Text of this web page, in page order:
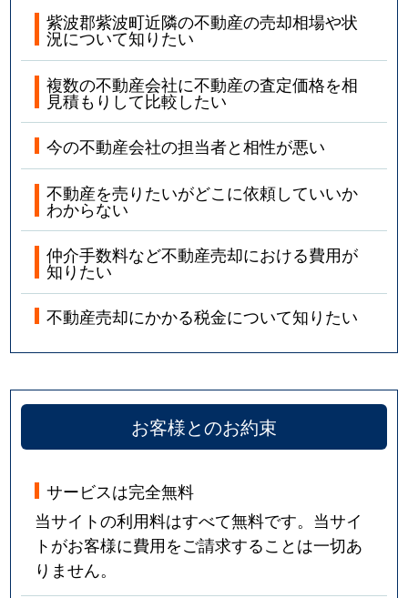
紫波郡紫波町近隣の不動産の売却相場や状
況について知りたい
複数の不動産会社に不動産の査定価格を相
見積もりして比較したい
今の不動産会社の担当者と相性が悪い
不動産を売りたいがどこに依頼していいか
わからない
仲介手数料など不動産売却における費用が
知りたい
不動産売却にかかる税金について知りたい
お客様とのお約束
サービスは完全無料
当サイトの利用料はすべて無料です。当サイ
トがお客様に費用をご請求することは一切あ
りません。